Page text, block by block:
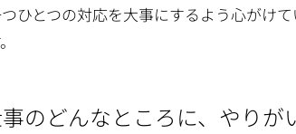
ひとつの対応を大事にするよう心がけて
のどんなところに、やり